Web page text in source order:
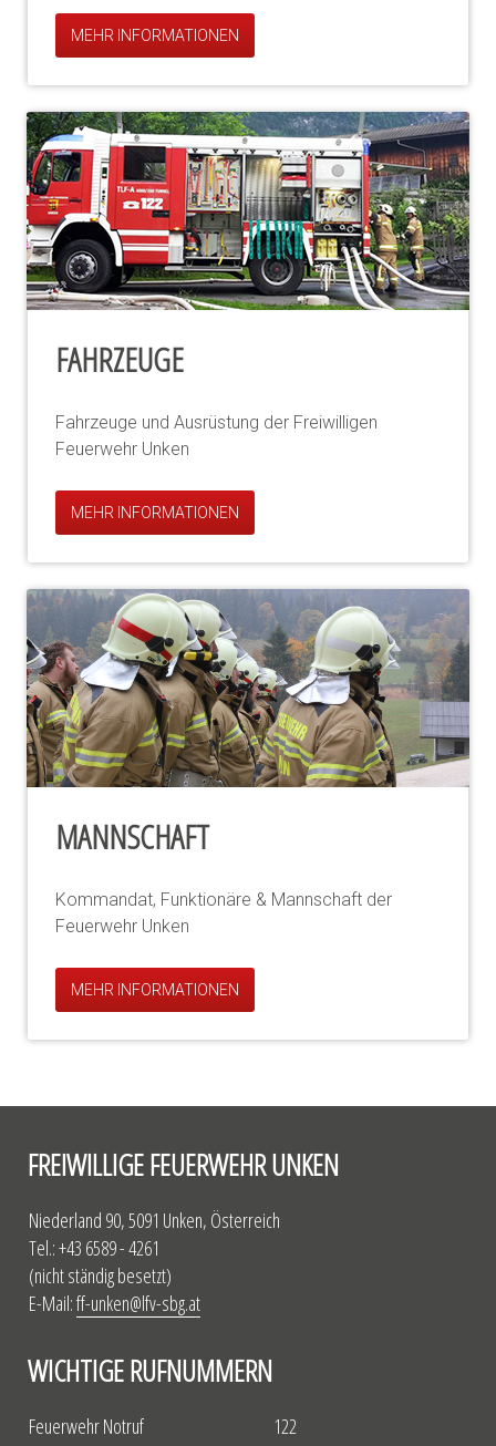
MEHR INFORMATIONEN
FAHRZEUGE
Fahrzeuge und Ausrüstung der Freiwilligen
Feuerwehr Unken
MEHR INFORMATIONEN
MANNSCHAFT
Kommandat, Funktionäre & Mannschaft der
Feuerwehr Unken
MEHR INFORMATIONEN
FREIWILLIGE FEUERWEHR UNKEN
Niederland 90, 5091 Unken, Österreich
Tel.: +43 6589 - 4261
(nicht ständig besetzt)
E-Mail:ff-unken@lfv-sbg.at
WICHTIGE RUFNUMMERN
Feuerwehr Notruf
122